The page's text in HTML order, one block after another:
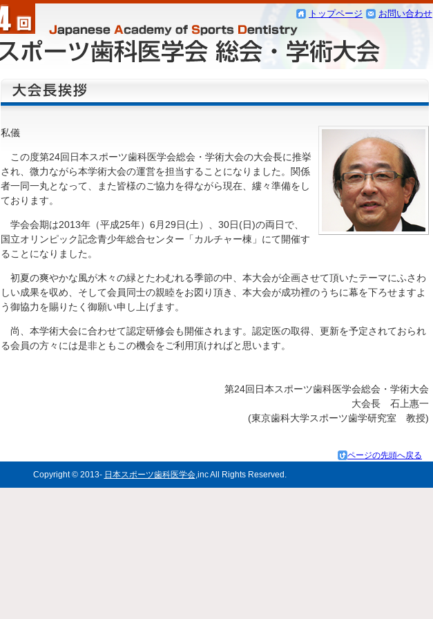
トップページ お問い合わせ
私儀
この度第24回日本スポーツ歯科医学会総会・学術大会の大会長に推挙
され、微力ながら本学術大会の運営を担当することになりました。関係
者一同一丸となって、また皆様のご協力を得ながら現在、縷々準備をし
ております。
学会会期は2013年（平成25年）6月29日(土）、30日(日)の両日で、
国立オリンピック記念青少年総合センター「カルチャー棟」にて開催す
ることになりました。
初夏の爽やかな風が木々の緑とたわむれる季節の中、本大会が企画させて頂いたテーマにふさわ
しい成果を収め、そして会員同士の親睦をお図り頂き、本大会が成功裡のうちに幕を下ろせますよ
う御協力を賜りたく御願い申し上げます。
尚、本学術大会に合わせて認定研修会も開催されます。認定医の取得、更新を予定されておられ
る会員の方々には是非ともこの機会をご利用頂ければと思います。
第24回日本スポーツ歯科医学会総会・学術大会
大会長 石上惠一
(東京歯科大学スポーツ歯学研究室 教授)
ページの先頭へ戻る
Copyright © 2013- 日本スポーツ歯科医学会,inc All Rights Reserved.